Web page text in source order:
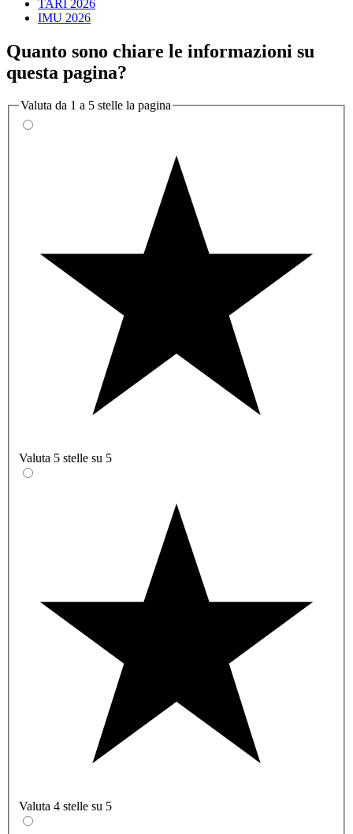
TARI 2026
IMU 2026
Quanto sono chiare le informazioni su
questa pagina?
Valuta da 1 a 5 stelle la pagina
Valuta 5 stelle su 5
Valuta 4 stelle su 5